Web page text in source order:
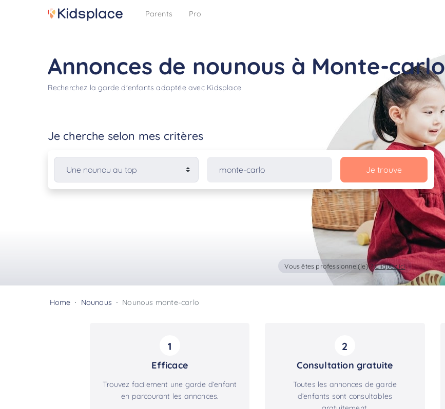
Parents Pro
Annonces de nounous à Monte-carlo
Recherchez la garde d'enfants adaptée avec Kidsplace
Je cherche selon mes critères
Je trouve
Vous êtes professionnel(le) ?Cliquez ici
Home Nounous Nounous monte-carlo
1
Efficace
Trouvez facilement une garde d’enfant
en parcourant les annonces.
2
Consultation gratuite
Toutes les annonces de garde
d’enfants sont consultables